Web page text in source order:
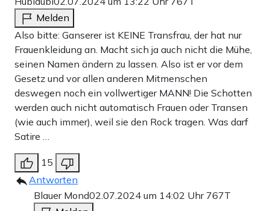
Melden
Also bitte: Ganserer ist KEINE Transfrau, der hat nur
Frauenkleidung an. Macht sich ja auch nicht die Mühe,
seinen Namen ändern zu lassen. Also ist er vor dem
Gesetz und vor allen anderen Mitmenschen
deswegen noch ein vollwertiger MANN! Die Schotten
werden auch nicht automatisch Frauen oder Transen
(wie auch immer), weil sie den Rock tragen. Was darf
Satire …
15
Antworten
Blauer Mond02.07.2024 um 14:02 Uhr 767T